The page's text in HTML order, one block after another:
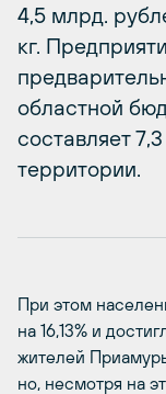
4,5 млрд.
кг.
областной
составляет
территории.
При этом
на 16,13% и
жителей
но, несмотря на